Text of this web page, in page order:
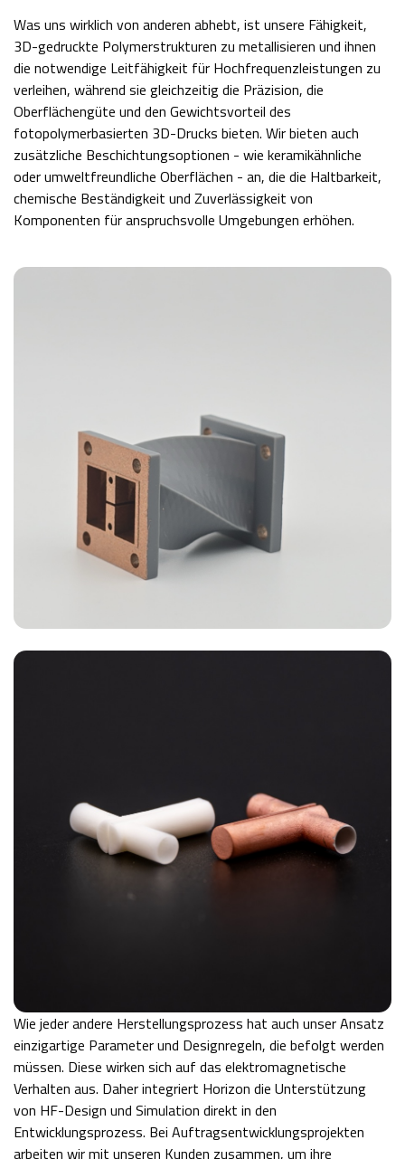
Was uns wirklich von anderen abhebt, ist unsere Fähigkeit,
3D-gedruckte Polymerstrukturen zu metallisieren und ihnen
die notwendige Leitfähigkeit für Hochfrequenzleistungen zu
verleihen, während sie gleichzeitig die Präzision, die
Oberflächengüte und den Gewichtsvorteil des
fotopolymerbasierten 3D-Drucks bieten. Wir bieten auch
zusätzliche Beschichtungsoptionen - wie keramikähnliche
oder umweltfreundliche Oberflächen - an, die die Haltbarkeit,
chemische Beständigkeit und Zuverlässigkeit von
Komponenten für anspruchsvolle Umgebungen erhöhen.
Wie jeder andere Herstellungsprozess hat auch unser Ansatz
einzigartige Parameter und Designregeln, die befolgt werden
müssen. Diese wirken sich auf das elektromagnetische
Verhalten aus. Daher integriert Horizon die Unterstützung
von HF-Design und Simulation direkt in den
Entwicklungsprozess. Bei Auftragsentwicklungsprojekten
arbeiten wir mit unseren Kunden zusammen, um ihre